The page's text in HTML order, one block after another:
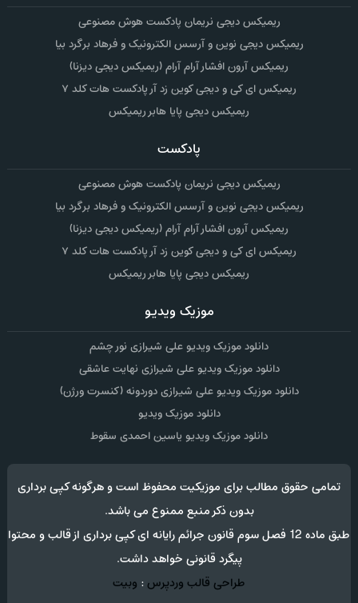
ریمیکس دیجی نریمان پادکست هوش مصنوعی
ریمیکس دیجی نوین و آرسس الکترونیک و فرهاد برگرد بیا
ریمیکس آرون افشار آرام آرام (ریمیکس دیجی دیزنا)
ریمیکس ای کی و دیجی کوین زد آر پادکست هات کلد ۷
ریمیکس دیجی پایا هابر ریمیکس
پادکست
ریمیکس دیجی نریمان پادکست هوش مصنوعی
ریمیکس دیجی نوین و آرسس الکترونیک و فرهاد برگرد بیا
ریمیکس آرون افشار آرام آرام (ریمیکس دیجی دیزنا)
ریمیکس ای کی و دیجی کوین زد آر پادکست هات کلد ۷
ریمیکس دیجی پایا هابر ریمیکس
موزیک ویدیو
دانلود موزیک ویدیو علی شیرازی نور چشم
دانلود موزیک ویدیو علی شیرازی نهایت عاشقی
دانلود موزیک ویدیو علی شیرازی دوردونه (کنسرت ورژن)
دانلود موزیک ویدیو
دانلود موزیک ویدیو یاسین احمدی سقوط
تمامی حقوق مطالب برای موزیکیت محفوظ است و هرگونه کپی برداری
بدون ذکر منبع ممنوع می باشد.
طبق ماده 12 فصل سوم قانون جرائم رایانه ای کپی برداری از قالب و محتوا
پیگرد قانونی خواهد داشت.
طراحی قالب وردپرس: وبیت